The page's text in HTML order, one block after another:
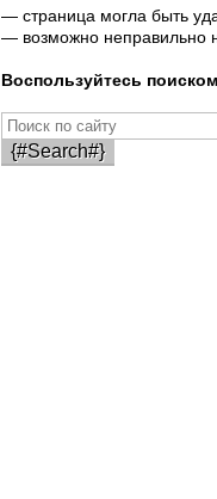
— страница могла быть
— возможно неправильно
Воспользуйтесь